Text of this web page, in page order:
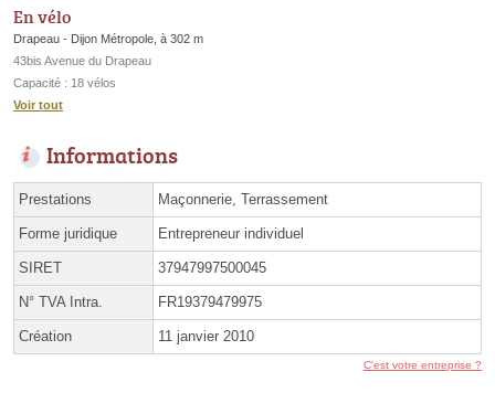
En vélo
Drapeau - Dijon Métropole, à 302 m
43bis Avenue du Drapeau
Capacité : 18 vélos
Voir tout
Informations
Prestations Maçonnerie, Terrassement
Forme juridique Entrepreneur individuel
SIRET 37947997500045
N° TVA Intra. FR19379479975
Création 11 janvier 2010
C'est votre entreprise ?